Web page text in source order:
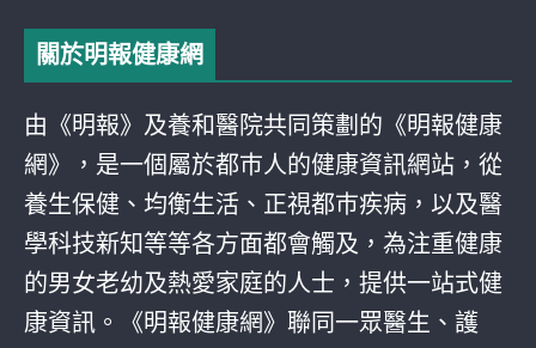
關於明報健康網
由《明報》及養和醫院共同策劃的《明報健康
網》，是一個屬於都巿人的健康資訊網站，從
養生保健、均衡生活、正視都巿疾病，以及醫
學科技新知等等各方面都會觸及，為注重健康
的男女老幼及熱愛家庭的人士，提供一站式健
康資訊。《明報健康網》聯同一眾醫生、護